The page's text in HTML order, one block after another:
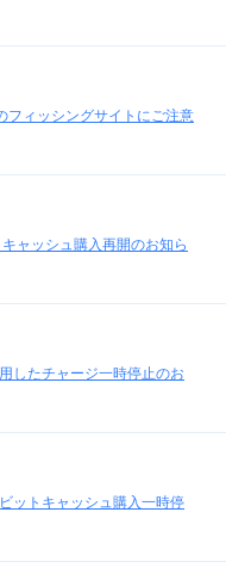
フィッシングサイトにご注意
ャッシュ購入再開のお知ら
したチャージ一時停止のお
ットキャッシュ購入一時停